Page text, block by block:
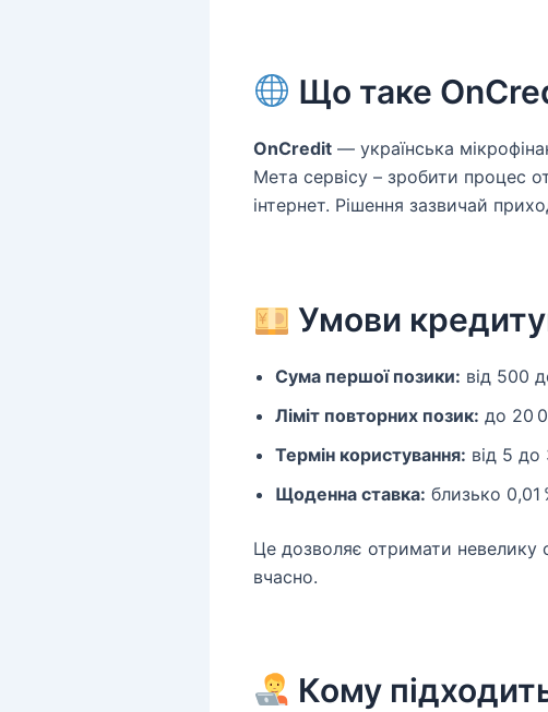
Що таке
OnCredit — українська
Мета сервісу – зробити процес
інтернет. Рішення зазвичай
Умови
Сума першої позики: від 500
Ліміт повторних позик: до 20
Термін користування: від 5 до
Щоденна ставка: близько 0,01
Це дозволяє отримати
вчасно.
Кому